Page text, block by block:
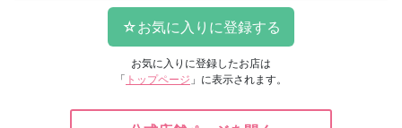
お気に入りに登録したお店は
「 トップページ 」に表示されます。